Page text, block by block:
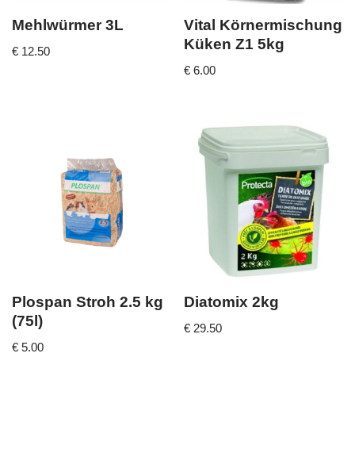
Mehlwürmer 3L
€ 12.50
Vital Körnermischung
Küken Z1 5kg
€ 6.00
Plospan Stroh 2.5 kg
(75l)
€ 5.00
Diatomix 2kg
€ 29.50